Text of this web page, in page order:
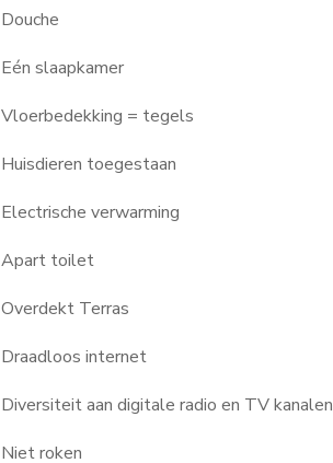
Douche
Eén slaapkamer
Vloerbedekking = tegels
Huisdieren toegestaan
Electrische verwarming
Apart toilet
Overdekt Terras
Draadloos internet
Diversiteit aan digitale radio en TV kanalen
Niet roken